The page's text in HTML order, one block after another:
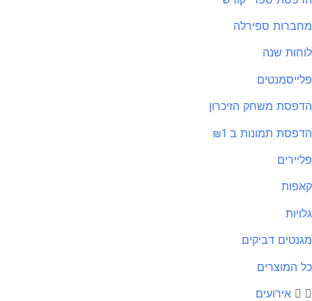
מחברות ספירלה
לוחות שנה
פלייסמנטים
הדפסת משחק הזיכרון
הדפסת תמונות ב ₪1
פליירים
קאפות
גלויות
מגנטים דביקים
כל המוצרים
אירועים